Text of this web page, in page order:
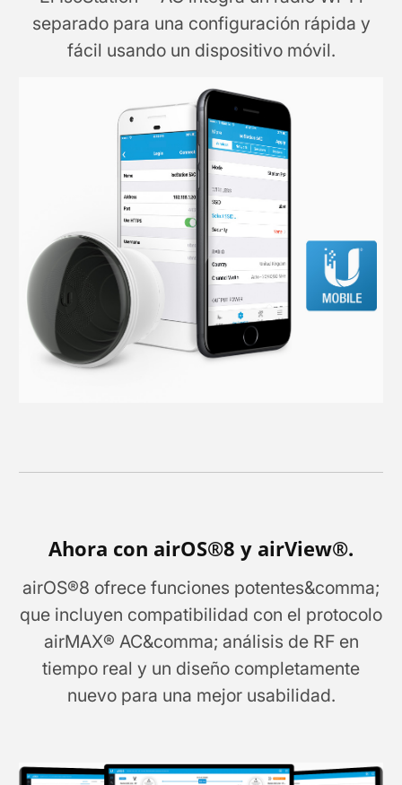
separado para una configuración rápida y
fácil usando un dispositivo móvil.
Ahora con airOS®8 y airView®.
airOS®8 ofrece funciones potentes&comma;
que incluyen compatibilidad con el protocolo
airMAX® AC&comma; análisis de RF en
tiempo real y un diseño completamente
nuevo para una mejor usabilidad.